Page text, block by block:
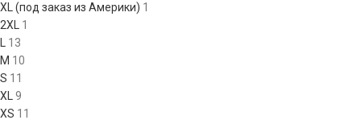
XL (под заказ из Америки) 1
2XL
1
13
M 10
S 11
XL
9
XS 11